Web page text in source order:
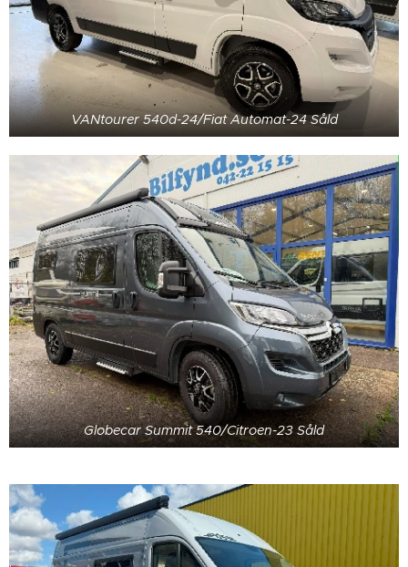
VANtourer 540d-24/Fiat Automat-24 Såld
Globecar Summit 540/Citroen-23 Såld